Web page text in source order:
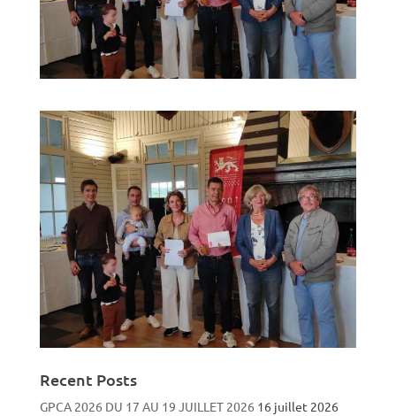
Recent Posts
GPCA 2026 DU 17 AU 19 JUILLET 2026 16 juillet 2026